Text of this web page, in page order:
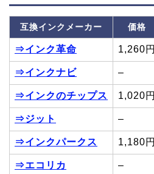
互換インクメーカー 価格
⇒インク革命 1,260円
⇒インクナビ –
⇒インクのチップス 1,020円
⇒ジット –
⇒インクパークス 1,180円
⇒エコリカ –